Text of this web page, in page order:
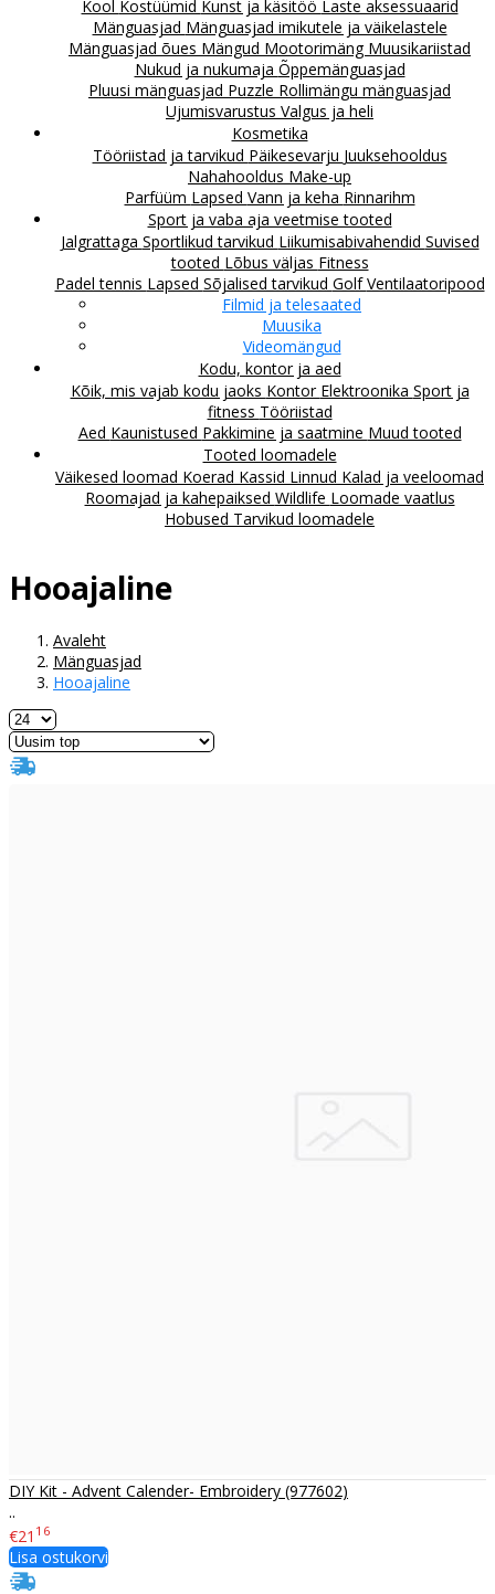
Kool Kostüümid Kunst ja käsitöö Laste aksessuaarid
Mänguasjad Mänguasjad imikutele ja väikelastele
Mänguasjad õues Mängud Mootorimäng Muusikariistad
Nukud ja nukumaja Õppemänguasjad
Pluusi mänguasjad Puzzle Rollimängu mänguasjad
Ujumisvarustus Valgus ja heli
Kosmetika
Tööriistad ja tarvikud Päikesevarju Juuksehooldus
Nahahooldus Make-up
Parfüüm Lapsed Vann ja keha Rinnarihm
Sport ja vaba aja veetmise tooted
Jalgrattaga Sportlikud tarvikud Liikumisabivahendid Suvised
tooted Lõbus väljas Fitness
Padel tennis Lapsed Sõjalised tarvikud GolfVentilaatoripood
Filmid ja telesaated
Muusika
Videomängud
Kodu, kontor ja aed
Kõik, mis vajab kodu jaoks Kontor Elektroonika Sport ja
fitness Tööriistad
Aed Kaunistused Pakkimine ja saatmine Muud tooted
Tooted loomadele
Väikesed loomad Koerad Kassid Linnud Kalad ja veeloomad
Roomajad ja kahepaiksed Wildlife Loomade vaatlus
Hobused Tarvikud loomadele
Hooajaline
Avaleht
Mänguasjad
Hooajaline
DIY Kit - Advent Calender- Embroidery (977602)
..
€21 16
Lisa ostukorvi